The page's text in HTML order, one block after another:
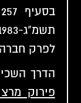
לפרק
הדרך
פירוק